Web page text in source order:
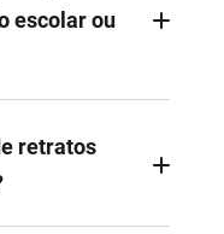
o FlexClip leva-o
a
o vestuário para
de estúdio.
escolar ou
páginas de
O FlexClip é
retratos